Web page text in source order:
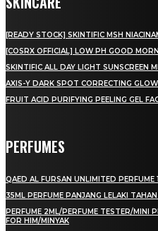
[READY STOCK] SKINTIFIC MSH
[COSRX OFFICIAL] LOW PH GOOD
SKINTIFIC ALL DAY LIGHT SUNSCREEN
AXIS-Y DARK SPOT CORRECTING
FRUIT ACID PURIFYING PEELING GEL
PERFUMES
QAED AL FURSAN UNLIMITED PERFUME
35ML PERFUME PANJANG LELAKI
PERFUME 2ML/PERFUME TESTER/MINI
FOR HIM/MINYAK